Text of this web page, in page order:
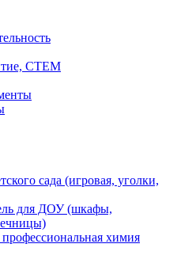
СТЕМ
сада (игровая, уголки,
для ДОУ (шкафы,
химия